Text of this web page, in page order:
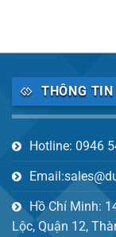
THÔNG
Hotline: 0946
Hồ Chí Minh:
Lộc, Quận 12,